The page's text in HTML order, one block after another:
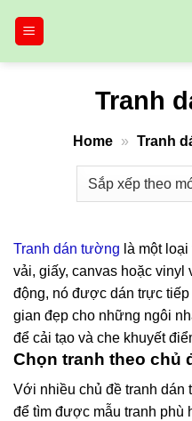
Tranh
Home » Tranh
Tranh dán tường là một
vải, giấy, canvas hoặc
động, nó được dán trực tiếp
gian đẹp cho những ngôi
để cải tạo và che khuyết
Chọn tranh theo chủ
Với nhiều chủ đề tranh dán
để tìm được mẫu tranh phù